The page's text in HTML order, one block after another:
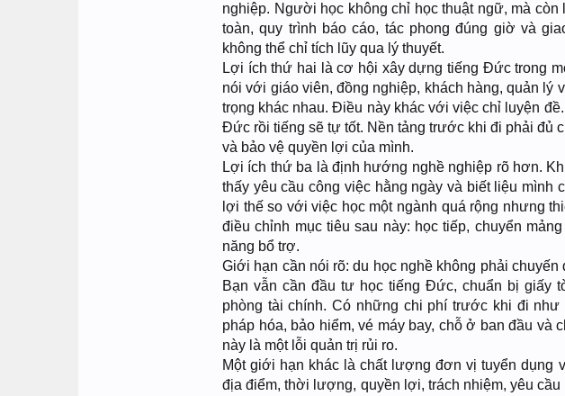
nghiệp. Người học không chỉ học thuật ngữ, mà
toàn, quy trình báo cáo, tác phong đúng giờ và
không thể chỉ tích lũy qua lý thuyết.
Lợi ích thứ hai là cơ hội xây dựng tiếng Đức trong
nói với giáo viên, đồng nghiệp, khách hàng, quản lý
trọng khác nhau. Điều này khác với việc chỉ luyện
Đức rồi tiếng sẽ tự tốt. Nền tảng trước khi đi phải đủ
và bảo vệ quyền lợi của mình.
Lợi ích thứ ba là định hướng nghề nghiệp rõ hơn.
thấy yêu cầu công việc hằng ngày và biết liệu mình
lợi thế so với việc học một ngành quá rộng nhưng
điều chỉnh mục tiêu sau này: học tiếp, chuyển
năng bổ trợ.
Giới hạn cần nói rõ: du học nghề không phải chuyến
Bạn vẫn cần đầu tư học tiếng Đức, chuẩn bị giấy
phòng tài chính. Có những chi phí trước khi đi
pháp hóa, bảo hiểm, vé máy bay, chỗ ở ban đầu và
này là một lỗi quản trị rủi ro.
Một giới hạn khác là chất lượng đơn vị tuyển dụng
địa điểm, thời lượng, quyền lợi, trách nhiệm, yêu